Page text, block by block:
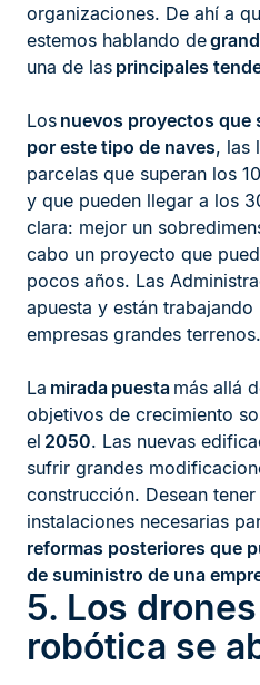
organizaciones. De ahí a
estemos hablando de
una de las principales
Los nuevos proyectos que
por este tipo de naves, las
parcelas que superan los
y que pueden llegar a los
clara: mejor un
cabo un proyecto que
pocos años. Las
apuesta y están
empresas grandes terrenos.
La mirada puesta más allá
objetivos de crecimiento
el 2050. Las nuevas
sufrir grandes
construcción. Desean
instalaciones necesarias
reformas posteriores que
de suministro de una
5. Los
robótica se